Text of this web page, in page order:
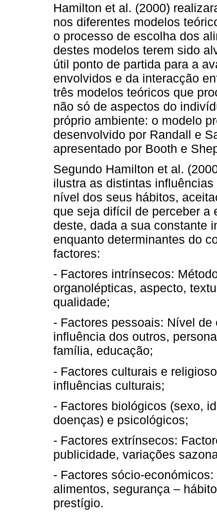
Hamilton et al. (2000)
nos diferentes modelos
o processo de escolha dos
destes modelos terem sido
útil ponto de partida para a
envolvidos e da interacção
três modelos teóricos que
não só de aspectos do
próprio ambiente: o modelo
desenvolvido por Randall e
apresentado por Booth e
Segundo Hamilton et al.
ilustra as distintas
nível dos seus hábitos,
que seja difícil de perceber a
deste, dada a sua constante
enquanto determinantes do
factores:
- Factores intrínsecos:
organolépticas, aspecto,
qualidade;
- Factores pessoais: Nível
influência dos outros,
família, educação;
- Factores culturais e
influências culturais;
- Factores biológicos (sexo,
doenças) e psicológicos;
- Factores extrínsecos:
publicidade, variações
- Factores sócio-
alimentos, segurança –
prestígio.